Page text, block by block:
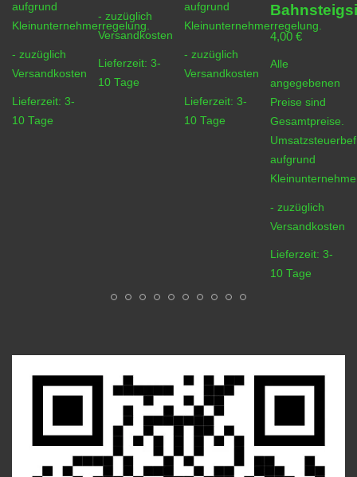
aufgrund
Kleinunternehmerregelung.
- zuzüglich
Versandkosten
Lieferzeit: 3-
10 Tage
- zuzüglich
Versandkosten
Lieferzeit:3-
10 Tage
aufgrund
Kleinunternehmerregelung.
- zuzüglich
Versandkosten
Lieferzeit:3-
10 Tage
4,00€
Alle
angegebenen
Preise sind
Gesamtpreise.
aufgrund
- zuzüglich
Versandkosten
Lieferzeit:3-
10 Tage